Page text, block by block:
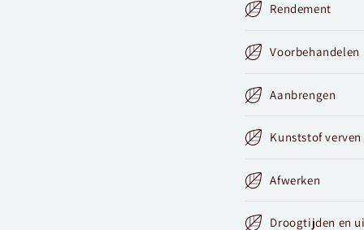
Rendement
Voorbehandelen
Aanbrengen
Kunststof verven
Afwerken
Droogtijden en